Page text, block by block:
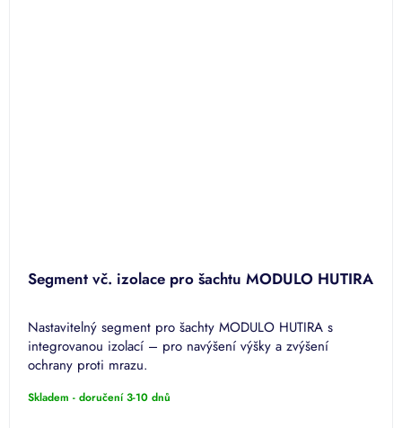
Segment vč. izolace pro šachtu MODULO HUTIRA
Nastavitelný segment pro šachty MODULO HUTIRA s
integrovanou izolací – pro navýšení výšky a zvýšení
ochrany proti mrazu.
Skladem - doručení 3-10 dnů